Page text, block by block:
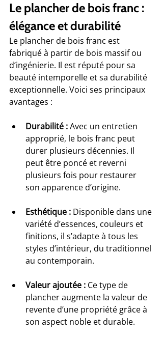
Le plancher de bois franc :
élégance et durabilité
Le plancher de bois franc est
fabriqué à partir de bois massif ou
d’ingénierie. Il est réputé pour sa
beauté intemporelle et sa durabilité
exceptionnelle. Voici ses principaux
avantages :
Durabilité : Avec un entretien
approprié, le bois franc peut
durer plusieurs décennies. Il
peut être poncé et reverni
plusieurs fois pour restaurer
son apparence d’origine.
Esthétique : Disponible dans une
variété d’essences, couleurs et
finitions, il s’adapte à tous les
styles d’intérieur, du traditionnel
au contemporain.
Valeur ajoutée : Ce type de
plancher augmente la valeur de
revente d’une propriété grâce à
son aspect noble et durable.